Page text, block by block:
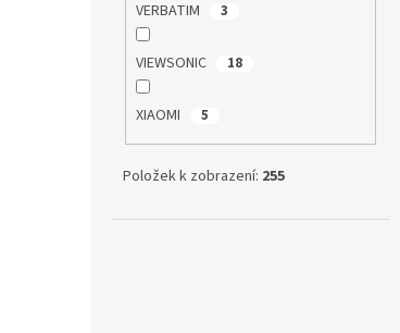
VERBATIM 3
VIEWSONIC 18
XIAOMI 5
Položek k zobrazení: 255